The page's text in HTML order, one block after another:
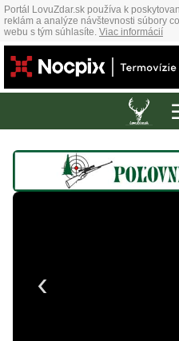
Portál LovuZdar.sk používa k
reklám a analýze návštevnosti súbory
webu s tým súhlasíte. Viac informácií
‹